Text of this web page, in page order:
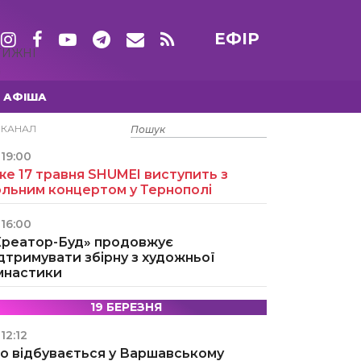
ЕФІР
АФІША
15 ТРАВНЯ
19:00
17 травня SHUMEI виступить з
концертом у Тернополі
16:00
Буд» продовжує
збірну з художньої
19 БЕРЕЗНЯ
12:12
відбувається у Варшавському